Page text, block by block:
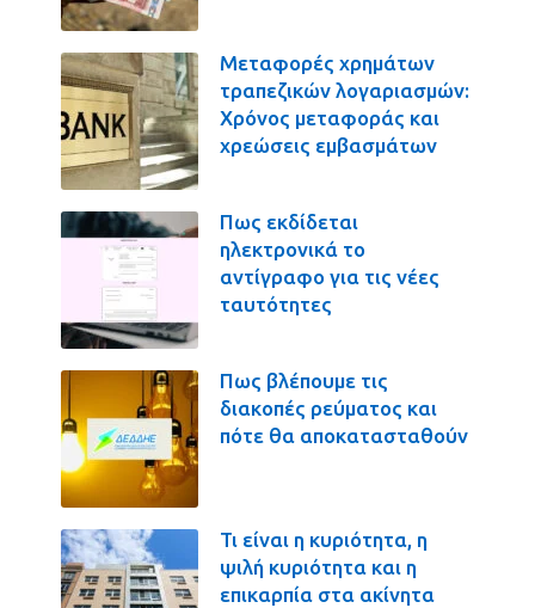
Μεταφορές χρημάτων
τραπεζικών λογαριασμών:
Χρόνος μεταφοράς και
χρεώσεις εμβασμάτων
Πως εκδίδεται
ηλεκτρονικά το
αντίγραφο για τις νέες
ταυτότητες
Πως βλέπουμε τις
διακοπές ρεύματος και
πότε θα αποκατασταθούν
Τι είναι η κυριότητα, η
ψιλή κυριότητα και η
επικαρπία στα ακίνητα